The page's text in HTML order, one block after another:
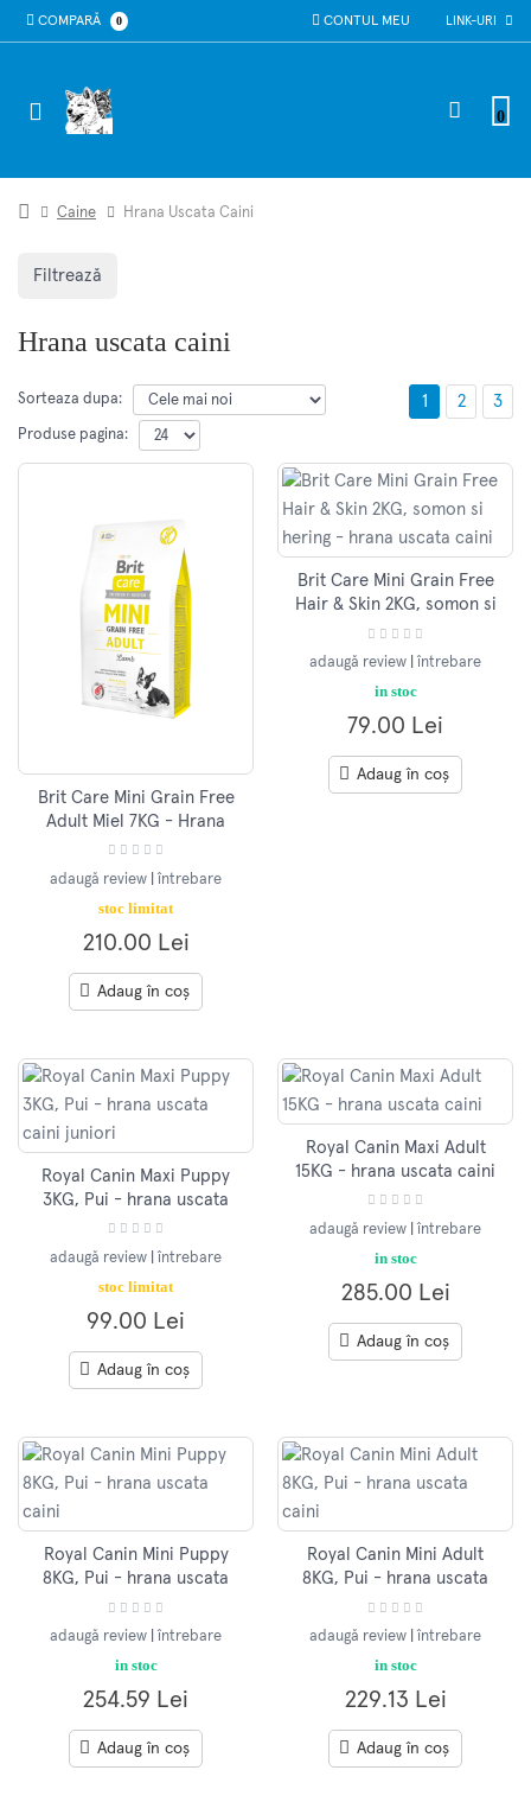
COMPARĂ 0 LINK-URI
CONTUL MEU
0
Caine Hrana Uscata Caini
Filtrează
Hrana uscata caini
Sorteaza dupa: 1 2 3
Produse pagina:
Brit Care Mini Grain Free
Adult Miel 7KG - Hrana
uscata caini adulti de talie
mica
adaugă review întrebare
stoc limitat
210.00 Lei
Adaug în coș
Brit Care Mini Grain Free
Hair & Skin 2KG, somon si
hering - hrana uscata caini
adaugă review întrebare
in stoc
79.00 Lei
Adaug în coș
Royal Canin Maxi Puppy
3KG, Pui - hrana uscata
caini juniori
adaugă review întrebare
stoc limitat
99.00 Lei
Adaug în coș
Royal Canin Maxi Adult
15KG - hrana uscata caini
adaugă review întrebare
in stoc
285.00 Lei
Adaug în coș
Royal Canin Mini Puppy
8KG, Pui - hrana uscata
caini
adaugă review întrebare
in stoc
254.59 Lei
Adaug în coș
Royal Canin Mini Adult
8KG, Pui - hrana uscata
caini
adaugă review întrebare
in stoc
229.13 Lei
Adaug în coș